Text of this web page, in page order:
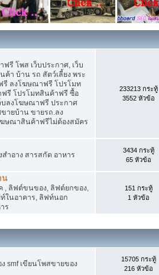
รี โพส เว็บประกาศ, เว็บ
า บ้าน รถ สัตว์เลี้ยง พระ
ฟรี ลงโฆษณาฟรี โปรโมท
ฟรี โปรโมทสินค้าฟรี ซื้อ
บลงโฆษณาฟรี ประกาศ
ายบ้าน ขายรถ.ลง
ษณาสินค้าฟรีไม่ต้องสมัคร
233213 กระทู้
3552 หัวข้อ
สำอาง สารสกัด อาหาร
3434 กระทู้
65 หัวข้อ
น
, ลิฟต์ขนของ, ลิฟต์ยกของ,
ในอาคาร, ลิฟท์นอก
ร
151 กระทู้
1 หัวข้อ
smf เขียนโพสขายของ
15705 กระทู้
216 หัวข้อ